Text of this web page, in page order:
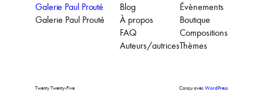
Galerie Paul Prouté
Galerie Paul Prouté
Blog
À propos
FAQ
Auteurs/autrices
Évènements
Boutique
Compositions
Thèmes
Twenty Twenty-Five Conçu avecWordPress